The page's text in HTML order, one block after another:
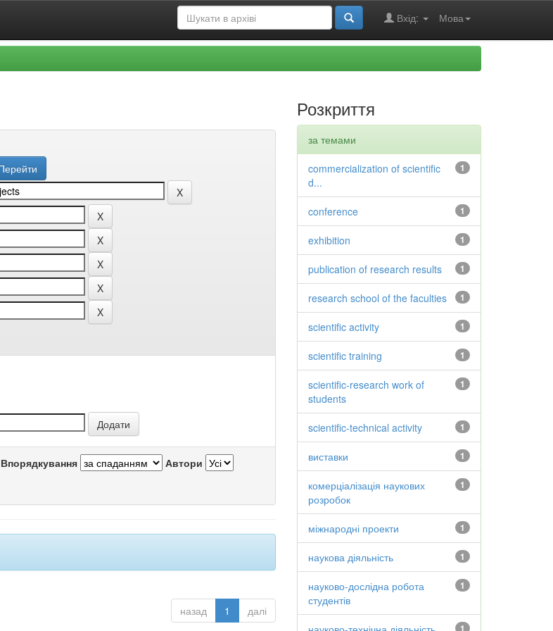
Мова
Вхід:
Впорядкування Автори
назад 1 далі
Розкриття
за темами
1
commercialization of scientific
d...
1
conference
1
exhibition
1
publication of research results
1
research school of the faculties
1
scientific activity
1
scientific training
1
scientific-research work of
students
1
scientific-technical activity
1
виставки
1
комерціалізація наукових
розробок
1
міжнародні проекти
1
наукова діяльність
1
науково-дослідна робота
студентів
1